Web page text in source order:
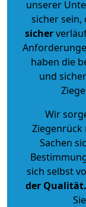
unserer
sicher sein,
sicher
haben die
und
Wir
Sachen
sich selbst
der Qualität.